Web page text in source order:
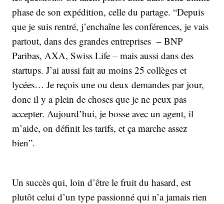
phase de son expédition, celle du partage. “Depuis
que je suis rentré, j’enchaîne les conférences, je vais
partout, dans des grandes entreprises – BNP
Paribas, AXA, Swiss Life – mais aussi dans des
startups. J’ai aussi fait au moins 25 collèges et
lycées… Je reçois une ou deux demandes par jour,
donc il y a plein de choses que je ne peux pas
accepter. Aujourd’hui, je bosse avec un agent, il
m’aide, on définit les tarifs, et ça marche assez
bien”.
Un succès qui, loin d’être le fruit du hasard, est
plutôt celui d’un type passionné qui n’a jamais rien